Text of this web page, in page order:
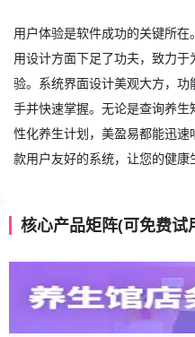
用户体验是软件成功的关键所在
用设计方面下足了功夫，致力
验。系统界面设计美观大方，
手并快速掌握。无论是查询养
性化养生计划，美盈易都能迅
款用户友好的系统，让您的健康
核心产品矩阵(可免费试